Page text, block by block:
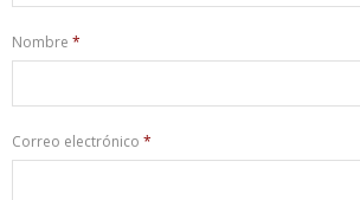
Nombre *
Correo electrónico *